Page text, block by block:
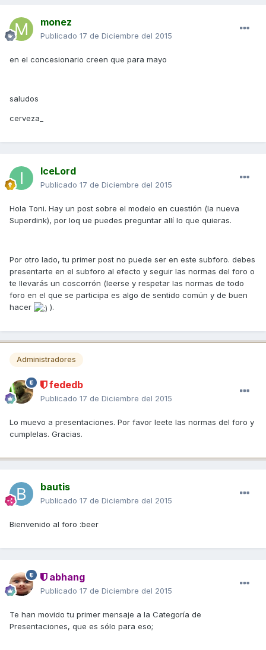
monez
Publicado 17 de Diciembre del 2015
en el concesionario creen que para mayo
saludos
cerveza_
IceLord
Publicado 17 de Diciembre del 2015
Hola Toni. Hay un post sobre el modelo en cuestión (la nueva
Superdink), por loq ue puedes preguntar allí lo que quieras.
Por otro lado, tu primer post no puede ser en este subforo. debes
presentarte en el subforo al efecto y seguir las normas del foro o
te llevarás un coscorrón (leerse y respetar las normas de todo
foro en el que se participa es algo de sentido común y de buen
hacer
).
Administradores
fededb
Publicado 17 de Diciembre del 2015
Lo muevo a presentaciones. Por favor leete las normas del foro y
cumplelas. Gracias.
bautis
Publicado 17 de Diciembre del 2015
Bienvenido al foro :beer
abhang
Publicado 17 de Diciembre del 2015
Te han movido tu primer mensaje a la Categoría de
Presentaciones, que es sólo para eso;